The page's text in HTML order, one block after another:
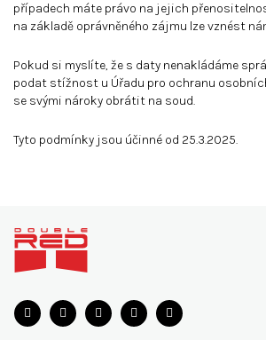
případech máte právo na jejich
na základě oprávněného zájmu lze vznést
Pokud si myslíte, že s daty nenakládáme
podat stížnost u Úřadu pro ochranu
se svými nároky obrátit na soud.
Tyto podmínky jsou účinné od 25.3.2025.